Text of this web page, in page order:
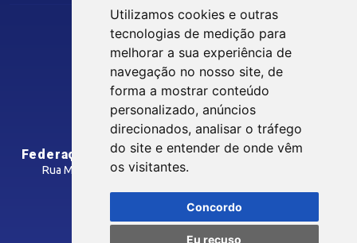
Utilizamos cookies e outras
tecnologias de medição para
melhorar a sua experiência de
navegação no nosso site, de
forma a mostrar conteúdo
personalizado, anúncios
direcionados, analisar o tráfego
do site e entender de onde vêm
os visitantes.
Concordo
Eu recuso
Núcleo de Acesso ao Crédito
Centro Internacional de Negócios -
CONTRIBUIÇÃO SINDICAL
SINDICATOS FILIADOS
Siga nossas Redes Sociais
INTRANET
Federação das Indústrias do Estado da Paraíba
Rua Manoel Gonçalves Guimarães, 195 - José Pinheiro
Como Chegar